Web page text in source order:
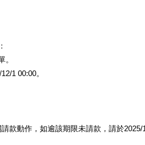
。
1 00:00。
款動作，如逾該期限未請款，請於2025/